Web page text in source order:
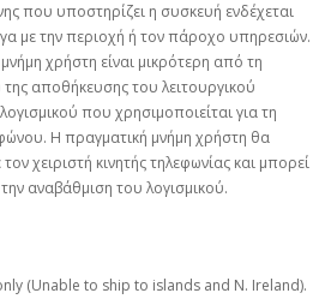
που υποστηρίζει η συσκευή ενδέχεται
με την περιοχή ή τον πάροχο υπηρεσιών.
χρήστη είναι μικρότερη από τη
αποθήκευσης του λειτουργικού
που χρησιμοποιείται για τη
Η πραγματική μνήμη χρήστη θα
χειριστή κινητής τηλεφωνίας και μπορεί
αναβάθμιση του λογισμικού.
(Unable to ship to islands and N. Ireland).